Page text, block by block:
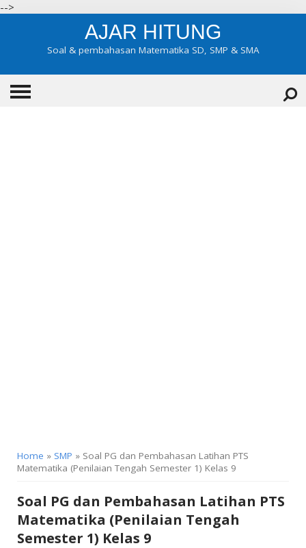
-->
AJAR HITUNG
Soal & pembahasan Matematika SD, SMP & SMA
Home » SMP » Soal PG dan Pembahasan Latihan PTS
Matematika (Penilaian Tengah Semester 1) Kelas 9
Soal PG dan Pembahasan Latihan PTS
Matematika (Penilaian Tengah
Semester 1) Kelas 9